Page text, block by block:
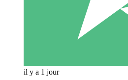
il y a 1 jour